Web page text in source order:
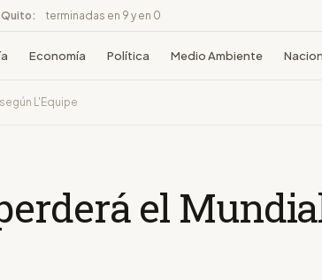
Quito: terminadas en 9 y en 0
Economía Política Medio Ambiente
L'Equipe
el